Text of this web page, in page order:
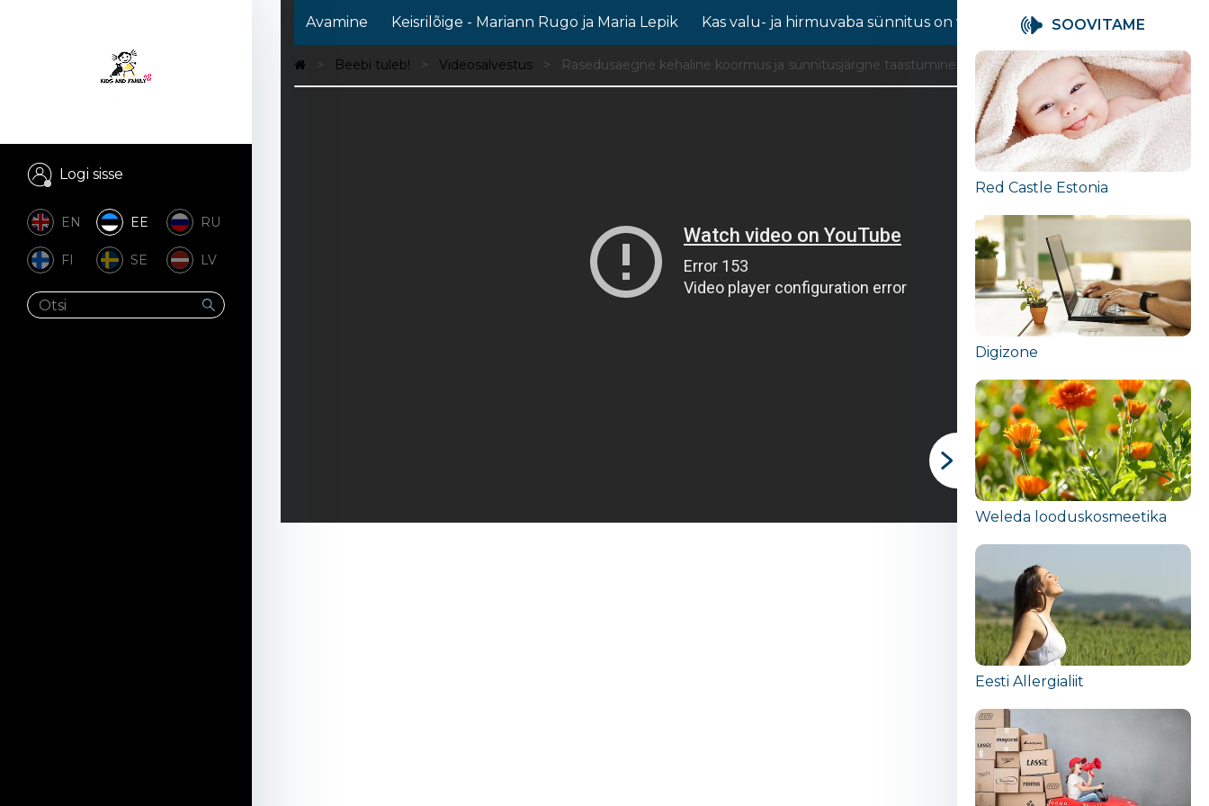
Logi sisse
EN EE RU
FI SE LV
Avamine Keisrilõige - Mariann Rugo ja Maria Lepik Kas valu- ja hirmuvaba sünnitus on võimalik? - Kiia Paal Esmaabi
Beebi tuleb! Videosalvestus Rasedusaegne kehaline koormus ja sünnitusjärgne taastumine - Helle Nurmsalu
SOOVITAME
Red Castle Estonia
Digizone
Weleda looduskosmeetika
Eesti Allergialiit